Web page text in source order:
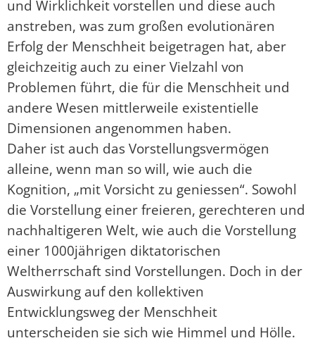
und Wirklichkeit vorstellen und diese auch
anstreben, was zum großen evolutionären
Erfolg der Menschheit beigetragen hat, aber
gleichzeitig auch zu einer Vielzahl von
Problemen führt, die für die Menschheit und
andere Wesen mittlerweile existentielle
Dimensionen angenommen haben.
Daher ist auch das Vorstellungsvermögen
alleine, wenn man so will, wie auch die
Kognition, „mit Vorsicht zu geniessen“. Sowohl
die Vorstellung einer freieren, gerechteren und
nachhaltigeren Welt, wie auch die Vorstellung
einer 1000jährigen diktatorischen
Weltherrschaft sind Vorstellungen. Doch in der
Auswirkung auf den kollektiven
Entwicklungsweg der Menschheit
unterscheiden sie sich wie Himmel und Hölle.